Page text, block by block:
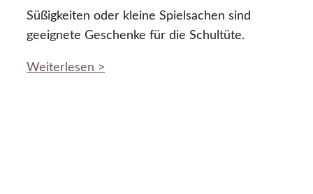
Süßigkeiten oder kleine Spielsachen sind
geeignete Geschenke für die Schultüte.
Weiterlesen >